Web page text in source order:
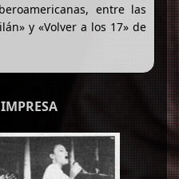
entre las
y «Volver a los 17» de